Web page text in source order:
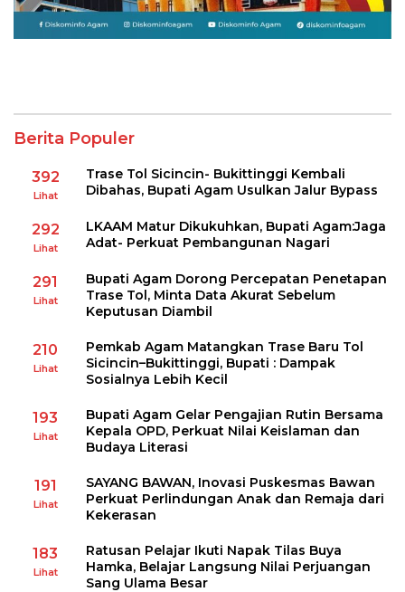
Berita Populer
392
Lihat
Trase Tol Sicincin- Bukittinggi Kembali
Dibahas, Bupati Agam Usulkan Jalur Bypass
292
Lihat
LKAAM Matur Dikukuhkan, Bupati Agam:Jaga
Adat- Perkuat Pembangunan Nagari
291
Lihat
Bupati Agam Dorong Percepatan Penetapan
Trase Tol, Minta Data Akurat Sebelum
Keputusan Diambil
210
Lihat
Pemkab Agam Matangkan Trase Baru Tol
Sicincin–Bukittinggi, Bupati : Dampak
Sosialnya Lebih Kecil
193
Lihat
Bupati Agam Gelar Pengajian Rutin Bersama
Kepala OPD, Perkuat Nilai Keislaman dan
Budaya Literasi
191
Lihat
SAYANG BAWAN, Inovasi Puskesmas Bawan
Perkuat Perlindungan Anak dan Remaja dari
Kekerasan
183
Lihat
Ratusan Pelajar Ikuti Napak Tilas Buya
Hamka, Belajar Langsung Nilai Perjuangan
Sang Ulama Besar